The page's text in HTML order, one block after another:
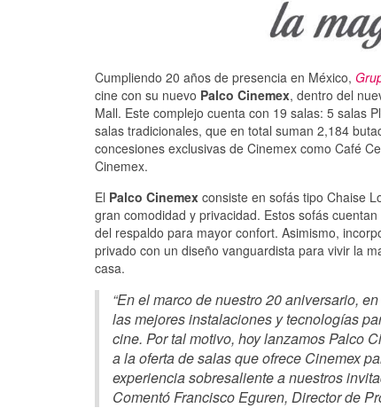
Cumpliendo 20 años de presencia en México,
cine con su nuevo Palco Cinemex, dentro del
Mall. Este complejo cuenta con 19 salas: 5 salas
salas tradicionales, que en total suman 2,184
concesiones exclusivas de Cinemex como Café
Cinemex.
El Palco Cinemex consiste en sofás tipo Chaise
gran comodidad y privacidad. Estos sofás
del respaldo para mayor confort. Asimismo,
privado con un diseño vanguardista para vivir la
casa.
“En el marco de nuestro 20 aniversario,
las mejores instalaciones y tecnologías
cine. Por tal motivo, hoy lanzamos Palco
a la oferta de salas que ofrece Cinemex
experiencia sobresaliente a nuestros
Comentó Francisco Eguren, Director de